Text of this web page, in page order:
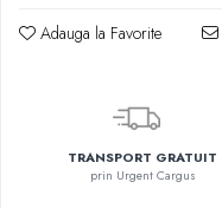
Adauga la Favorite
TRANSPORT GRATUIT
prin Urgent Cargus